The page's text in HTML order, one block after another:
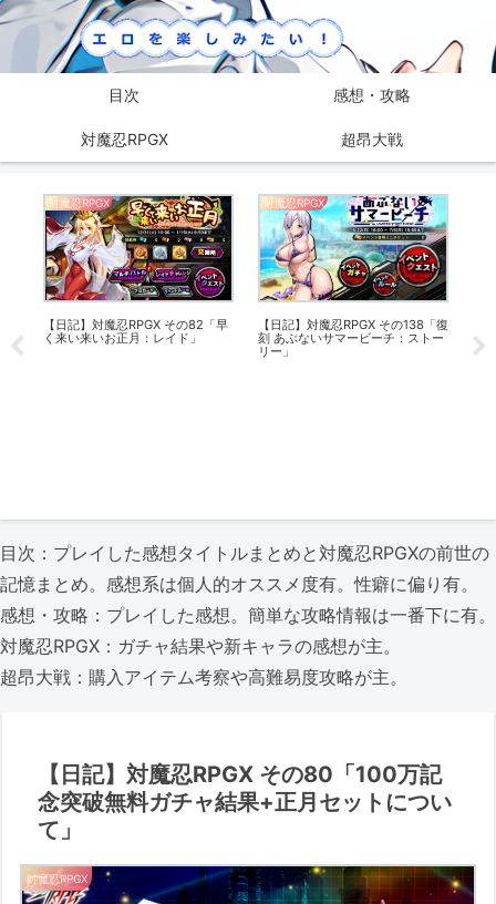
目次 感想・攻略
対魔忍RPGX 超昂大戦
対魔忍RPGX
【日記】対魔忍RPGX その82「早
く来い来いお正月：レイド」
対魔忍RPGX
【日記】対魔忍RPGX その138「復
刻 あぶないサマービーチ：ストー
リー」
目次：プレイした感想タイトルまとめと対魔忍RPGXの前世の
記憶まとめ。感想系は個人的オススメ度有。性癖に偏り有。
感想・攻略：プレイした感想。簡単な攻略情報は一番下に有。
対魔忍RPGX：ガチャ結果や新キャラの感想が主。
超昂大戦：購入アイテム考察や高難易度攻略が主。
【日記】対魔忍RPGX その80「100万記
念突破無料ガチャ結果+正月セットについ
て」
対魔忍RPGX